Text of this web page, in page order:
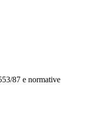
87 e normative